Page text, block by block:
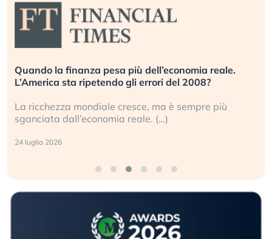
Quando la finanza pesa più dell’economia reale.
L’America sta ripetendo gli errori del 2008?
La ricchezza mondiale cresce, ma è sempre più
sganciata dall’economia reale. (…)
24 luglio 2026